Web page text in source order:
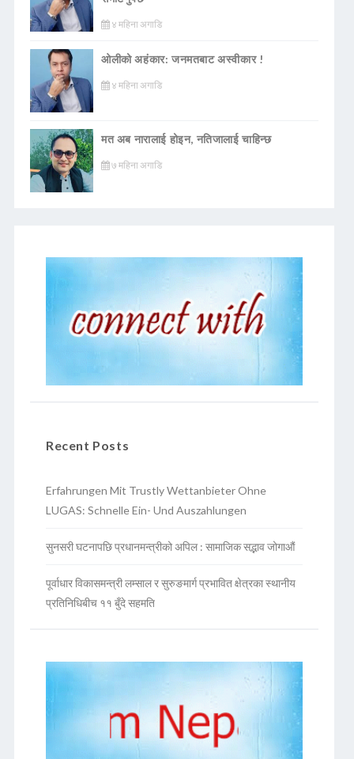
४ महिना अगाडि
ओलीको अहंकार: जनमतबाट अस्वीकार !
४ महिना अगाडि
मत अब नारालाई होइन, नतिजालाई चाहिन्छ
७ महिना अगाडि
Recent Posts
Erfahrungen Mit Trustly Wettanbieter Ohne
LUGAS: Schnelle Ein- Und Auszahlungen
सुनसरी घटनापछि प्रधानमन्त्रीको अपिल : सामाजिक सद्भाव जोगाऔं
पूर्वाधार विकासमन्त्री लम्साल र सुरुङमार्ग प्रभावित क्षेत्रका स्थानीय
प्रतिनिधिबीच ११ बुँदे सहमति